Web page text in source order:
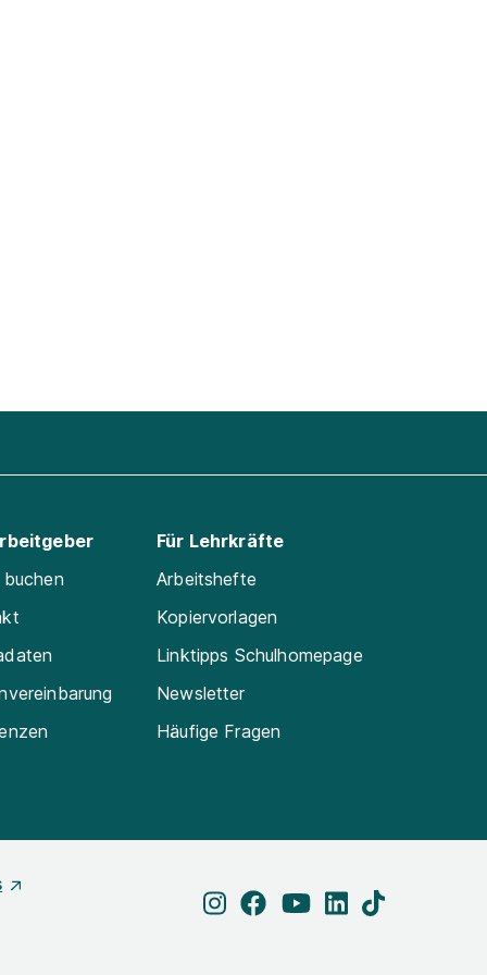
Für Lehrkräfte
Arbeitshefte
Kopiervorlagen
Linktipps Schulhomepage
Newsletter
Häufige Fragen
instagram
facebookyoutube
linkedintiktok